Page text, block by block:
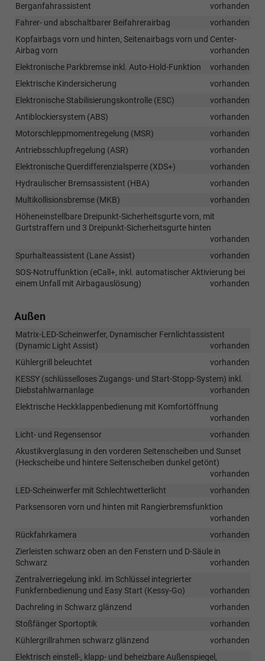
Berganfahrassistent
vorhanden
Fahrer- und abschaltbarer Beifahrerairbag
vorhanden
Kopfairbags vorn und hinten, Seitenairbags vorn und Center-
Airbag vorn
vorhanden
Elektronische Parkbremse inkl. Auto-Hold-Funktion
vorhanden
Elektrische Kindersicherung
vorhanden
Elektronische Stabilisierungskontrolle (ESC)
vorhanden
Antiblockiersystem (ABS)
vorhanden
Motorschleppmomentregelung (MSR)
vorhanden
Antriebsschlupfregelung (ASR)
vorhanden
Elektronische Querdifferenzialsperre (XDS+)
vorhanden
Hydraulischer Bremsassistent (HBA)
vorhanden
Multikollisionsbremse (MKB)
vorhanden
Höheneinstellbare Dreipunkt-Sicherheitsgurte vorn, mit
Gurtstraffern und 3 Dreipunkt-Sicherheitsgurte hinten
vorhanden
Spurhalteassistent (Lane Assist)
vorhanden
SOS-Notruffunktion (eCall+, inkl. automatischer Aktivierung bei
einem Unfall mit Airbagauslösung)
vorhanden
Außen
Matrix-LED-Scheinwerfer, Dynamischer Fernlichtassistent
(Dynamic Light Assist)
vorhanden
Kühlergrill beleuchtet
vorhanden
KESSY (schlüsselloses Zugangs- und Start-Stopp-System) inkl.
Diebstahlwarnanlage
vorhanden
Elektrische Heckklappenbedienung mit Komfortöffnung
vorhanden
Licht- und Regensensor
vorhanden
Akustikverglasung in den vorderen Seitenscheiben und Sunset
(Heckscheibe und hintere Seitenscheiben dunkel getönt)
vorhanden
LED-Scheinwerfer mit Schlechtwetterlicht
vorhanden
Parksensoren vorn und hinten mit Rangierbremsfunktion
vorhanden
Rückfahrkamera
vorhanden
Zierleisten schwarz oben an den Fenstern und D-Säule in
Schwarz
vorhanden
Zentralverriegelung inkl. im Schlüssel integrierter
Funkfernbedienung und Easy Start (Kessy-Go)
vorhanden
Dachreling in Schwarz glänzend
vorhanden
Stoßfänger Sportoptik
vorhanden
Kühlergrillrahmen schwarz glänzend
vorhanden
Elektrisch einstell-, klapp- und beheizbare Außenspiegel,